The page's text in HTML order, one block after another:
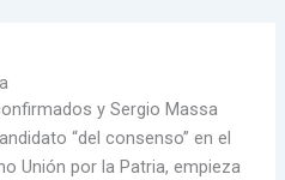
y Sergio Massa
“del consenso” en el
Unión por la Patria, empieza